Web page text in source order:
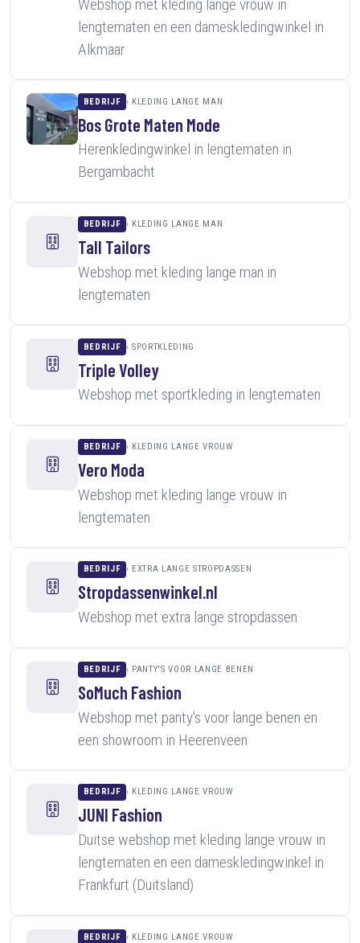
Webshop met kleding lange vrouw in
lengtematen en een dameskledingwinkel in
Alkmaar
BEDRIJF KLEDING LANGE MAN
Bos Grote Maten Mode
Herenkledingwinkel in lengtematen in
Bergambacht
BEDRIJF KLEDING LANGE MAN
Tall Tailors
Webshop met kleding lange man in
lengtematen
BEDRIJF SPORTKLEDING
Triple Volley
Webshop met sportkleding in lengtematen
BEDRIJF KLEDING LANGE VROUW
Vero Moda
Webshop met kleding lange vrouw in
lengtematen
BEDRIJF EXTRA LANGE STROPDASSEN
Stropdassenwinkel.nl
Webshop met extra lange stropdassen
BEDRIJF PANTY'S VOOR LANGE BENEN
SoMuch Fashion
Webshop met panty's voor lange benen en
een showroom in Heerenveen
BEDRIJF KLEDING LANGE VROUW
JUNI Fashion
Duitse webshop met kleding lange vrouw in
lengtematen en een dameskledingwinkel in
Frankfurt (Duitsland)
BEDRIJF KLEDING LANGE VROUW